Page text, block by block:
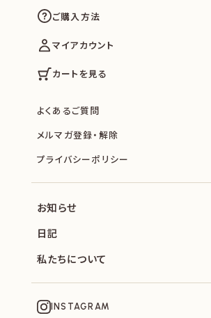
ご購入方法
マイアカウント
カートを見る
よくあるご質問
メルマガ登録・解除
プライバシーポリシー
お知らせ
日記
私たちについて
INSTAGRAM